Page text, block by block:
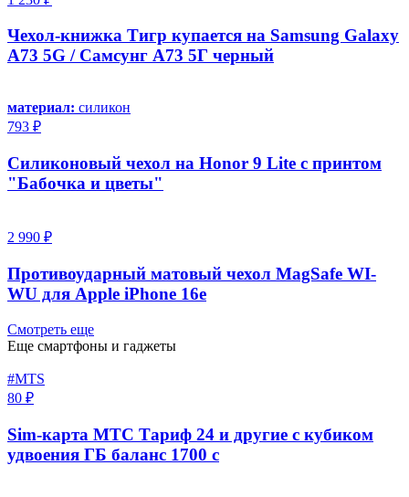
Чехол-книжка Тигр купается на Samsung Galaxy
A73 5G / Самсунг А73 5Г черный
материал: силикон
793 ₽
Силиконовый чехол на Honor 9 Lite с принтом
"Бабочка и цветы"
2 990 ₽
Противоударный матовый чехол MagSafe WI-
WU для Apple iPhone 16e
Смотреть еще
Еще смартфоны и гаджеты
#MTS
80 ₽
Sim-карта МТС Тариф 24 и другие с кубиком
удвоения ГБ баланс 1700 с